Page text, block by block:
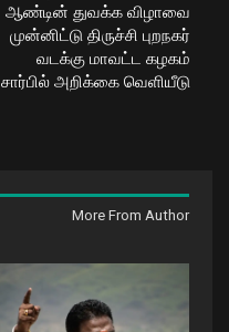
ஆண்டின் துவக்க விழாவை
முன்னிட்டு திருச்சி புறநகர்
வடக்கு மாவட்ட கழகம்
சார்பில் அறிக்கை வெளியீடு
More From Author